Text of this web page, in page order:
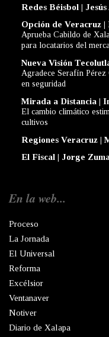
Redes Béisbol |
Opción de Veracruz |
Aprueba Cabildo de
para locatarios del
Nueva Visión
Agradece Serafín
en seguridad
Mirada a Distancia |
El cambio climático
cultivos
Regiones Veracruz |
El Fiscal | Jorge
En la web...
Proceso
La Jornada
El Universal
Reforma
Excélsior
Ventanaver
Notiver
Diario de Xalapa